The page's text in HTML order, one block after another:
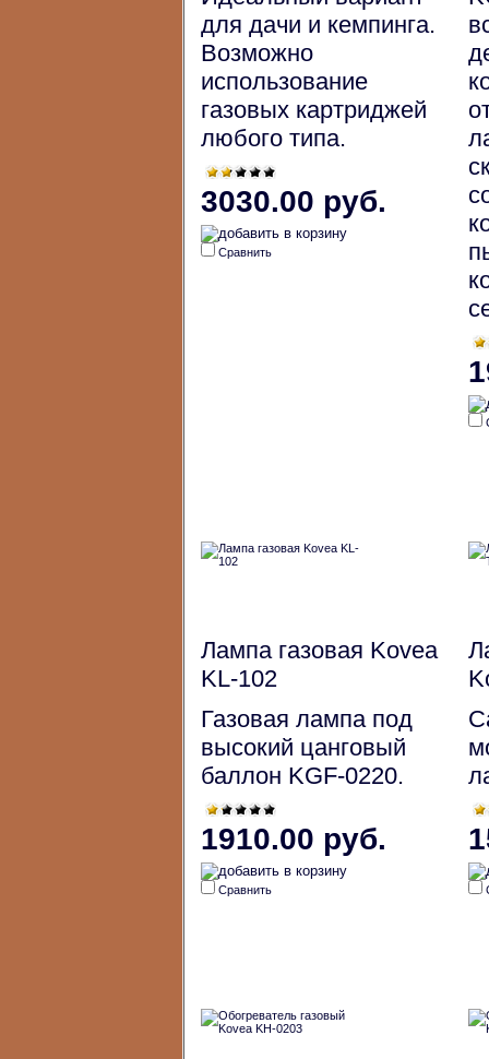
для дачи и кемпинга.
Возможно
использование
газовых картриджей
любого типа.
3030.00 руб.
Сравнить
Лампа газовая Kovea
KL-102
Газовая лампа под
высокий цанговый
баллон KGF-0220.
1910.00 руб.
Сравнить